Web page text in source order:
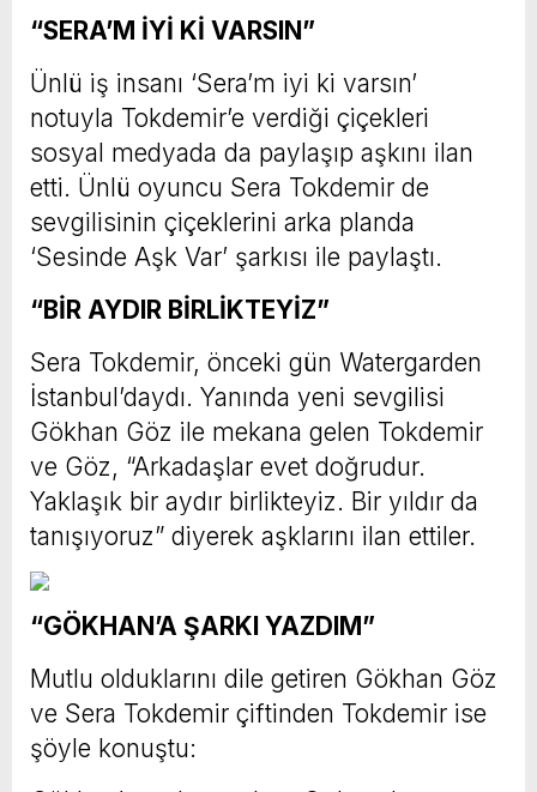
“SERA’M İYİ Kİ VARSIN”
Ünlü iş insanı ‘Sera’m iyi ki varsın’
notuyla Tokdemir’e verdiği çiçekleri
sosyal medyada da paylaşıp aşkını ilan
etti. Ünlü oyuncu Sera Tokdemir de
sevgilisinin çiçeklerini arka planda
‘Sesinde Aşk Var’ şarkısı ile paylaştı.
“BİR AYDIR BİRLİKTEYİZ”
Sera Tokdemir, önceki gün Watergarden
İstanbul’daydı. Yanında yeni sevgilisi
Gökhan Göz ile mekana gelen Tokdemir
ve Göz, “Arkadaşlar evet doğrudur.
Yaklaşık bir aydır birlikteyiz. Bir yıldır da
tanışıyoruz” diyerek aşklarını ilan ettiler.
“GÖKHAN’A ŞARKI YAZDIM”
Mutlu olduklarını dile getiren Gökhan Göz
ve Sera Tokdemir çiftinden Tokdemir ise
şöyle konuştu: